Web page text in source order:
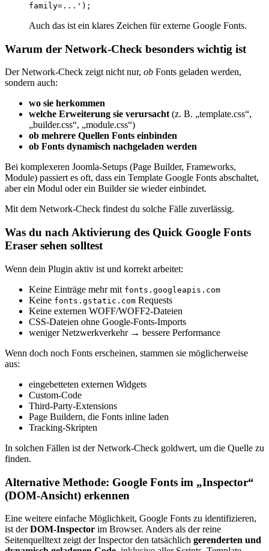
family=...');
Auch das ist ein klares Zeichen für externe Google Fonts.
Warum der Network-Check besonders wichtig ist
Der Network-Check zeigt nicht nur, ob Fonts geladen werden,
sondern auch:
wo sie herkommen
welche Erweiterung sie verursacht (z. B. „template.css“,
„builder.css“, „module.css“)
ob mehrere Quellen Fonts einbinden
ob Fonts dynamisch nachgeladen werden
Bei komplexeren Joomla-Setups (Page Builder, Frameworks,
Module) passiert es oft, dass ein Template Google Fonts abschaltet,
aber ein Modul oder ein Builder sie wieder einbindet.
Mit dem Network-Check findest du solche Fälle zuverlässig.
Was du nach Aktivierung des Quick Google Fonts
Eraser sehen solltest
Wenn dein Plugin aktiv ist und korrekt arbeitet:
Keine Einträge mehr mit fonts.googleapis.com
Keine fonts.gstatic.com Requests
Keine externen WOFF/WOFF2-Dateien
CSS-Dateien ohne Google-Fonts-Imports
weniger Netzwerkverkehr → bessere Performance
Wenn doch noch Fonts erscheinen, stammen sie möglicherweise
aus:
eingebetteten externen Widgets
Custom-Code
Third-Party-Extensions
Page Buildern, die Fonts inline laden
Tracking-Skripten
In solchen Fällen ist der Network-Check goldwert, um die Quelle zu
finden.
Alternative Methode: Google Fonts im „Inspector“
(DOM-Ansicht) erkennen
Eine weitere einfache Möglichkeit, Google Fonts zu identifizieren,
ist derDOM-Inspector im Browser. Anders als der reine
Seitenquelltext zeigt der Inspector den tatsächlich gerenderten und